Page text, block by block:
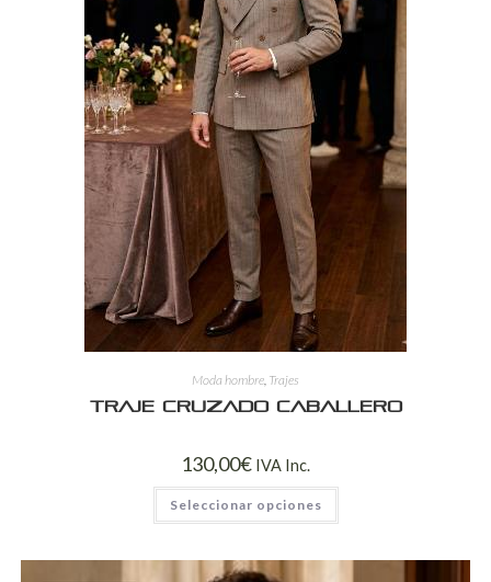
Moda hombre, Trajes
Traje Cruzado Caballero
130,00€ IVA Inc.
Seleccionar opciones